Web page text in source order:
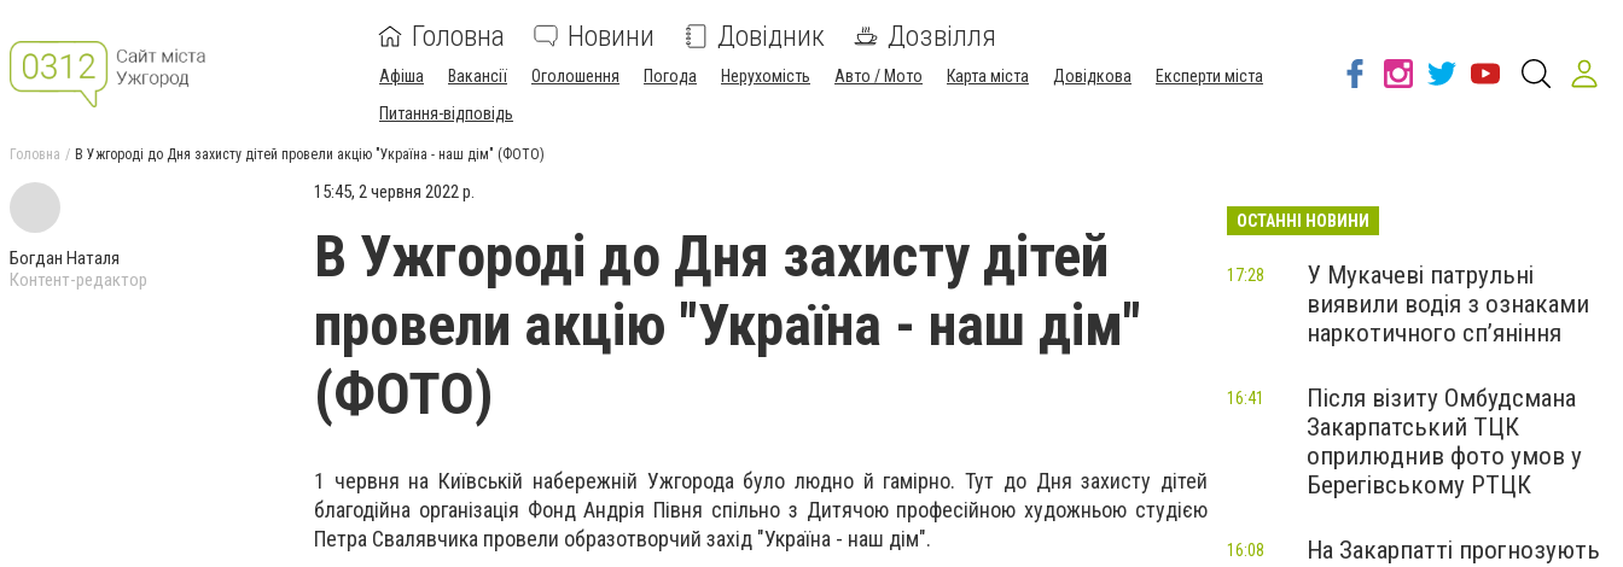
Головна Новини Довідник Дозвілля
Афіша Вакансії Оголошення Погода Нерухомість Авто / Мото Карта міста Довідкова
Експерти міста
Питання-відповідь
Головна В Ужгороді до Дня захисту дітей провели акцію "Україна - наш дім" (ФОТО)
Богдан Наталя
Контент-редактор
15:45, 2 червня 2022 р.
В Ужгороді до Дня захисту дітей
провели акцію "Україна - наш дім"
(ФОТО)
1 червня на Київській набережній Ужгорода було людно й гамірно. Тут до Дня захисту дітей
благодійна організація Фонд Андрія Півня спільно з Дитячою професійною художньою студією
Петра Свалявчика провели образотворчий захід "Україна - наш дім".
ОСТАННІ НОВИНИ
У Мукачеві патрульні
виявили водія з ознаками
наркотичного сп’яніння
17:28
Після візиту Омбудсмана
Закарпатський ТЦК
оприлюднив фото умов у
Берегівському РТЦК
16:41
На Закарпатті прогнозують
16:08